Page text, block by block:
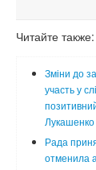
Читайте также:
Зміни до
участь у
Лукашенко
Рада
отменила